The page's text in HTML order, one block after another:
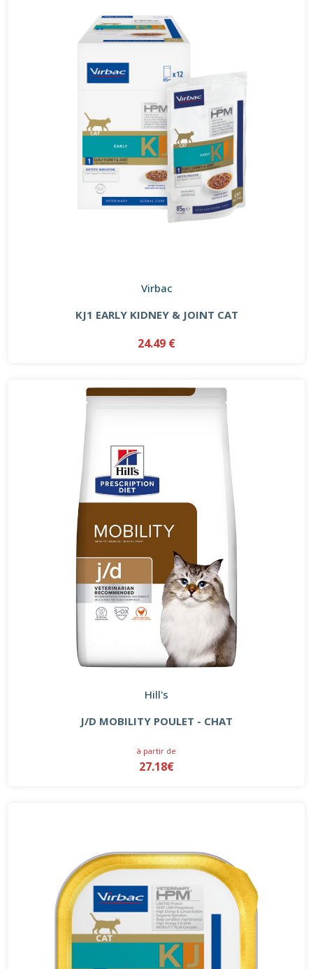
Virbac
KJ1 EARLY KIDNEY & JOINT CAT
24.49 €
Hill's
J/D MOBILITY POULET - CHAT
à partir de
27.18€